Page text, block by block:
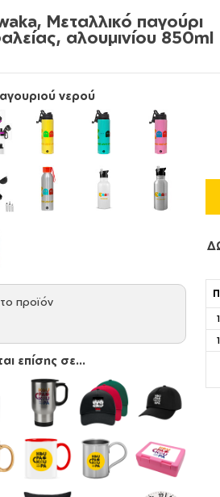
Μεταλλικό παγούρι
αλουμινίου 850ml
νερού
προϊόν
επίσης σε...